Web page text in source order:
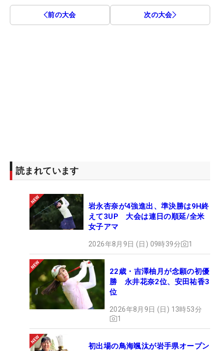
前の大会 次の大会
読まれています
岩永杏奈が4強進出、準決勝は9H終
えて3UP 大会は連日の順延/全米
女子アマ
2026年8月9日 (日) 09時39分 1
22歳・吉澤柚月が念願の初優
勝 永井花奈2位、安田祐香3
位
2026年8月9日 (日) 13時53分
1
初出場の鳥海颯汰が岩手県オープン